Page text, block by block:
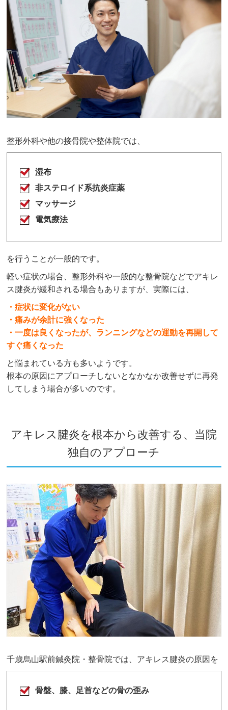
整形外科や他の接骨院や整体院では、
湿布
非ステロイド系抗炎症薬
マッサージ
電気療法
を行うことが一般的です。
軽い症状の場合、整形外科や一般的な整骨院などでアキレ
ス腱炎が緩和される場合もありますが、実際には、
・症状に変化がない
・痛みが余計に強くなった
・一度は良くなったが、ランニングなどの運動を再開して
すぐ痛くなった
と悩まれている方も多いようです。
根本の原因にアプローチしないとなかなか改善せずに再発
してしまう場合が多いのです。
アキレス腱炎を根本から改善する、当院
独自のアプローチ
千歳烏山駅前鍼灸院・整骨院では、アキレス腱炎の原因を
骨盤、膝、足首などの骨の歪み